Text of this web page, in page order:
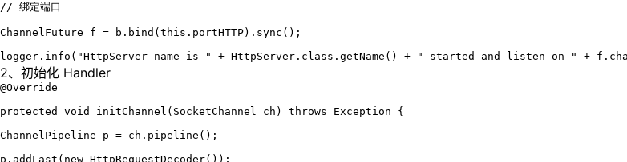
// 绑定端口
ChannelFuture f = b.bind(this.portHTTP).sync();
logger.info("HttpServer name is " + HttpServer.class.getName() + " started and listen on " +
2、初始化 Handler
@Override
protected void initChannel(SocketChannel ch) throws Exception {
ChannelPipeline p = ch.pipeline();
p.addLast(new HttpRequestDecoder());